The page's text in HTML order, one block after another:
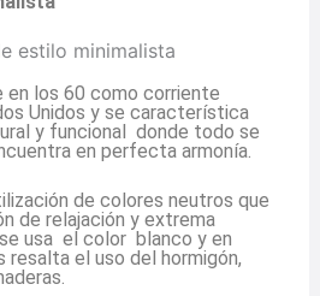
en los 60 como corriente
Unidos y se característica
y funcional donde todo se
en perfecta armonía.
de colores neutros que
de relajación y extrema
usa el color blanco y en
el uso del hormigón,